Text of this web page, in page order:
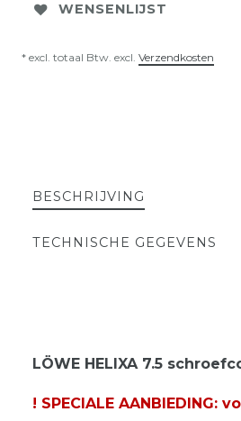
WENSENLIJST
* excl. totaal Btw. excl. Verzendkosten
BESCHRIJVING
TECHNISCHE GEGEVENS
LÖWE HELIXA 7.5
! SPECIALE AANBIEDING: